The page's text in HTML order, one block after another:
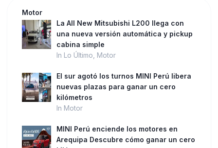
Motor
La All New Mitsubishi L200 llega con
una nueva versión automática y pickup
cabina simple
In Lo Último, Motor
El sur agotó los turnos MINI Perú libera
nuevas plazas para ganar un cero
kilómetros
In Motor
MINI Perú enciende los motores en
Arequipa Descubre cómo ganar un cero